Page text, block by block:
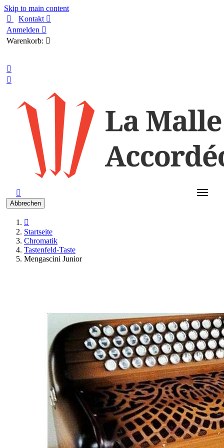
Skip to main content

Kontakt 
Anmelden 
Warenkorb: 



Abbrechen

Startseite
Chromatik
Tastenfeld-Taste
Mengascini Junior